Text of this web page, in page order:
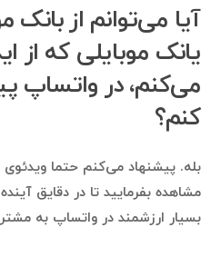
آیا می‌توانم از بانک
یانک موبایلی که از
می‌کنم، در واتساپ
کنم؟
بله. پیشنهاد می‌کنم حتما
مشاهده بفرمایید تا در دقایق آینده
بسیار ارزشمند در واتساپ به